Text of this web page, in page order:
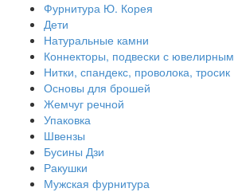
Фурнитура Ю. Корея
Дети
Натуральные камни
Коннекторы, подвески с
Нитки, спандекс, проволока, тросик
Основы для брошей
Жемчуг речной
Упаковка
Швензы
Бусины Дзи
Ракушки
Мужская фурнитура